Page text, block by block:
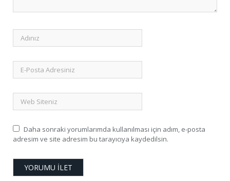
Daha sonraki yorumlarımda kullanılması için adım, e-posta
adresim ve site adresim bu tarayıcıya kaydedilsin.